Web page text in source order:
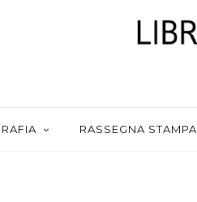
RASSEGNA STAMPA